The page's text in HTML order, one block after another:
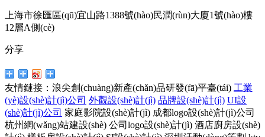
上海市徐匯區(qū)宜山路1388號(hào)民潤(rùn)大廈1號(hào)樓
12層A側(cè)
分享
友情鏈接： 浪尖創(chuàng)新產(chǎn)品研發(fā)平臺(tái) 工業
(yè)設(shè)計(jì)公司 外觀設(shè)計(jì) 品牌設(shè)計(jì) UI設
(shè)計(jì)公司 家庭影院設(shè)計(jì) 成都logo設(shè)計(jì)公司
杭州網(wǎng)站建設(shè) 公司logo設(shè)計(jì) 酒店廚房設(shè)